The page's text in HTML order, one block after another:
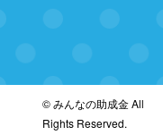
© みんなの助成金 All
Rights Reserved.